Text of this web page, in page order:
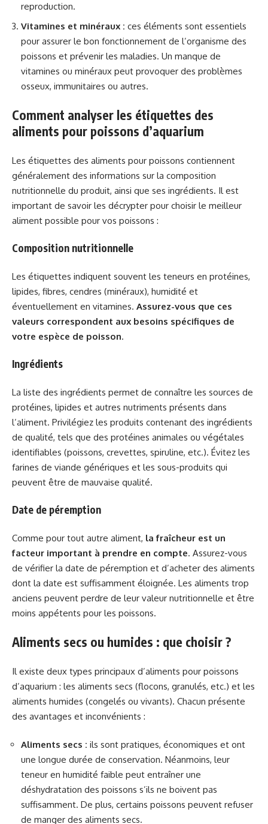
reproduction.
Vitamines et minéraux : ces éléments sont essentiels
pour assurer le bon fonctionnement de l’organisme des
poissons et prévenir les maladies. Un manque de
vitamines ou minéraux peut provoquer des problèmes
osseux, immunitaires ou autres.
Comment analyser les étiquettes des
aliments pour poissons d’aquarium
Les étiquettes des aliments pour poissons contiennent
généralement des informations sur la composition
nutritionnelle du produit, ainsi que ses ingrédients. Il est
important de savoir les décrypter pour choisir le meilleur
aliment possible pour vos poissons :
Composition nutritionnelle
Les étiquettes indiquent souvent les teneurs en protéines,
lipides, fibres, cendres (minéraux), humidité et
éventuellement en vitamines. Assurez-vous que ces
valeurs correspondent aux besoins spécifiques de
votre espèce de poisson.
Ingrédients
La liste des ingrédients permet de connaître les sources de
protéines, lipides et autres nutriments présents dans
l’aliment. Privilégiez les produits contenant des ingrédients
de qualité, tels que des protéines animales ou végétales
identifiables (poissons, crevettes, spiruline, etc.). Évitez les
farines de viande génériques et les sous-produits qui
peuvent être de mauvaise qualité.
Date de péremption
Comme pour tout autre aliment, la fraîcheur est un
facteur important à prendre en compte. Assurez-vous
de vérifier la date de péremption et d’acheter des aliments
dont la date est suffisamment éloignée. Les aliments trop
anciens peuvent perdre de leur valeur nutritionnelle et être
moins appétents pour les poissons.
Aliments secs ou humides : que choisir ?
Il existe deux types principaux d’aliments pour poissons
d’aquarium : les aliments secs (flocons, granulés, etc.) et les
aliments humides (congelés ou vivants). Chacun présente
des avantages et inconvénients :
Aliments secs : ils sont pratiques, économiques et ont
une longue durée de conservation. Néanmoins, leur
teneur en humidité faible peut entraîner une
déshydratation des poissons s’ils ne boivent pas
suffisamment. De plus, certains poissons peuvent refuser
de manger des aliments secs.